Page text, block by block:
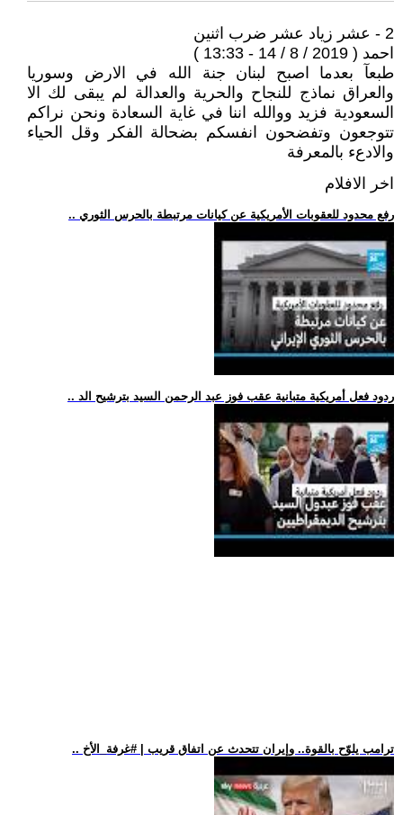
2 - عشر زياد عشر ضرب اثنين
احمد ( 2019 / 8 / 14 - 13:33 )
طبعآ بعدما اصبح لبنان جنة الله في الارض وسوريا
والعراق نماذج للنجاح والحرية والعدالة لم يبقى لك الا
السعودية فزيد ووالله اننا في غاية السعادة ونحن نراكم
تتوجعون وتفضحون انفسكم بضحالة الفكر وقل الحياء
والادعء بالمعرفة
اخر الافلام
.. رفع محدود للعقوبات الأمريكية عن كيانات مرتبطة بالحرس الثوري
.. ردود فعل أمريكية متبانية عقب فوز عبد الرحمن السيد بترشيح الد
.. ترامب يلوّح بالقوة.. وإيران تتحدث عن اتفاق قريب | #غرفة_الأخ